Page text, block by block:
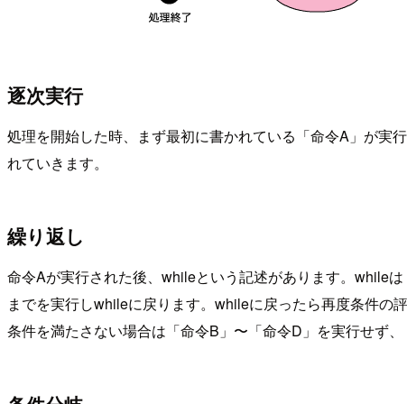
逐次実行
処理を開始した時、まず最初に書かれている「命令A」が実
れていきます。
繰り返し
命令Aが実行された後、whileという記述があります。while
までを実行しwhileに戻ります。whileに戻ったら再度条件の
条件を満たさない場合は「命令B」〜「命令D」を実行せず